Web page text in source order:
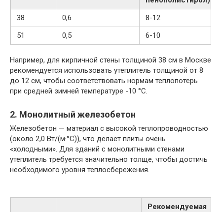
38
0,6
8-12
51
0,5 6-10
Например, для кирпичной стены толщиной 38 см в Москве
рекомендуется использовать утеплитель толщиной от 8
до 12 см, чтобы соответствовать нормам теплопотерь
при средней зимней температуре -10 °C.
2. Монолитный железобетон
Железобетон — материал с высокой теплопроводностью
(около 2,0 Вт/(м·°C)), что делает плиты очень
«холодными». Для зданий с монолитными стенами
утеплитель требуется значительно толще, чтобы достичь
необходимого уровня теплосбережения.
Рекомендуемая